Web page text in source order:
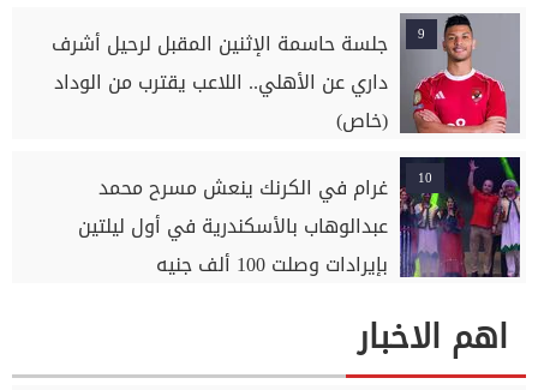
9
جلسة حاسمة الإثنين المقبل لرحيل أشرف
داري عن الأهلي.. اللاعب يقترب من الوداد
(خاص)
10
غرام في الكرنك ينعش مسرح محمد
عبدالوهاب بالأسكندرية في أول ليلتين
بإيرادات وصلت 100 ألف جنيه
اهم الاخبار